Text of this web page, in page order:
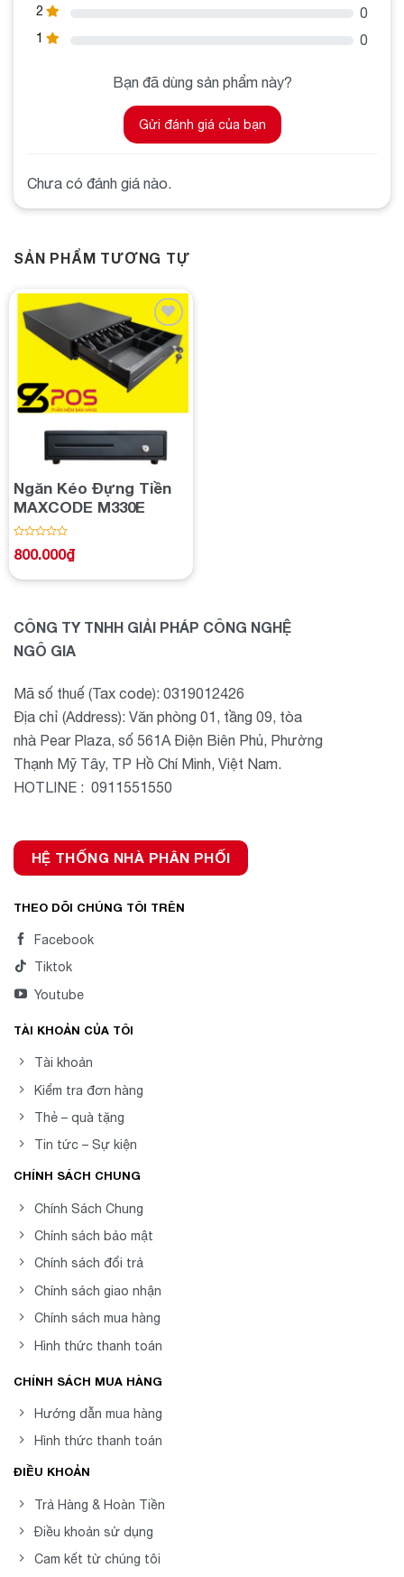
2 0
1 0
Bạn đã dùng sản phẩm này?
Gửi đánh giá của bạn
Chưa có đánh giá nào.
SẢN PHẨM TƯƠNG TỰ
Add to
wishlist
Ngăn Kéo Đựng Tiền
MAXCODE M330E
Được
xếp
0
800.000₫
CÔNG TY TNHH GIẢI PHÁP CÔNG NGHỆ
NGÔ GIA
Mã số thuế (Tax code): 0319012426
Địa chỉ (Address): Văn phòng 01, tầng 09, tòa
nhà Pear Plaza, số 561A Điện Biên Phủ, Phường
Thạnh Mỹ Tây, TP Hồ Chí Minh, Việt Nam.
HOTLINE : 0911551550
HỆ THỐNG NHÀ PHÂN PHỐI
THEO DÕI CHÚNG TÔI TRÊN
Facebook
Tiktok
Youtube
TÀI KHOẢN CỦA TÔI
Tài khoản
Kiểm tra đơn hàng
Thẻ – quà tặng
Tin tức – Sự kiện
CHÍNH SÁCH CHUNG
Chính Sách Chung
Chính sách bảo mật
Chính sách đổi trả
Chính sách giao nhận
Chính sách mua hàng
Hình thức thanh toán
CHÍNH SÁCH MUA HÀNG
Hướng dẫn mua hàng
Hình thức thanh toán
ĐIỀU KHOẢN
Trả Hàng & Hoàn Tiền
Điều khoản sử dụng
Cam kết từ chúng tôi